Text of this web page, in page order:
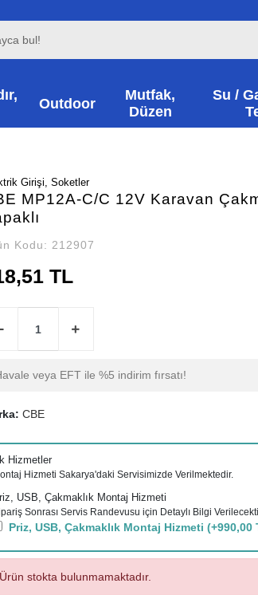
Outdoor
Mutfak,
Düzen
Su /
Girişi, Soketler
MP12A-C/C 12V Karavan
Kodu: 212907
TL
veya EFT ile %5 indirim fırsatı!
CBE
Hizmetler
Hizmeti Sakarya'daki Servisimizde Verilmektedir.
USB, Çakmaklık Montaj Hizmeti
Sonrası Servis Randevusu için Detaylı Bilgi
Priz, USB, Çakmaklık Montaj Hizmeti (+990,00
Ürün stokta bulunmamaktadır.